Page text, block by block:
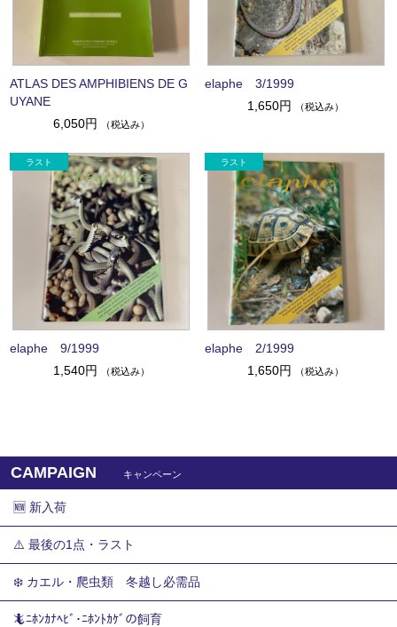
ATLAS DES AMPHIBIENS DE G
UYANE
6,050円
（税込み）
elaphe 3/1999
1,650円
（税込み）
elaphe 9/1999
1,540円
（税込み）
elaphe 2/1999
1,650円
（税込み）
CAMPAIGN キャンペーン
🆕 新入荷
⚠️ 最後の1点・ラスト
❄️ カエル・爬虫類 冬越し必需品
🦎ﾆﾎﾝｶﾅﾍﾋﾞ･ﾆﾎﾝﾄｶｹﾞの飼育